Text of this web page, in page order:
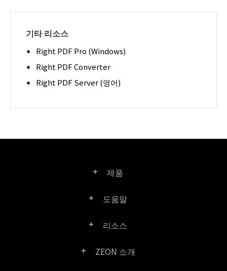
기타 리소스
Right PDF Pro (Windows)
Right PDF Converter
Right PDF Server (영어)
제품
Right PDF Pro
도움말
FAQ
리소스
제품/라이선스 비교
ZEON 소개